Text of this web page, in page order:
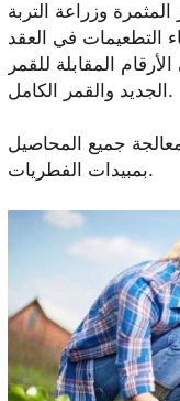
وزراعة التربة
التطعيمات في العقد
المقابلة للقمر
الجديد والقمر الكامل.
جميع المحاصيل
بمبيدات الفطريات.